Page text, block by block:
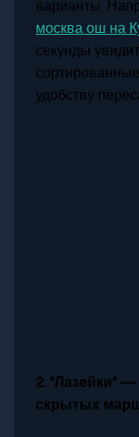
варианты.
москва ош на
секунды
удобству
2. "Лазейки"
скрытых